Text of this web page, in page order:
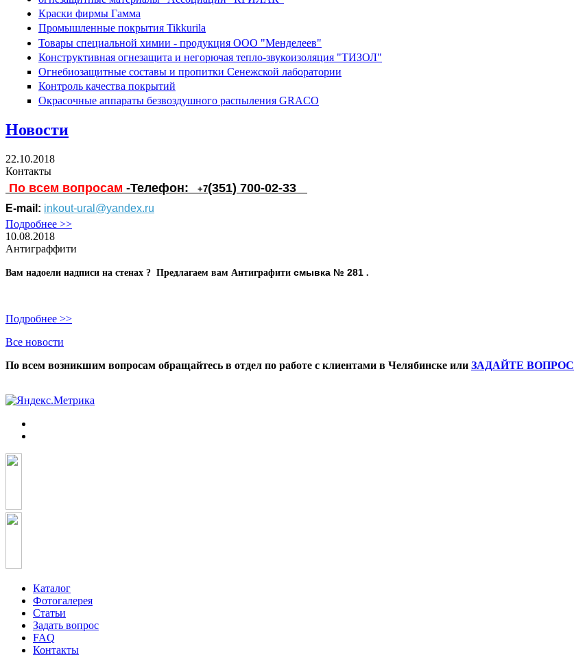
Краски фирмы Гамма
Промышленные покрытия Tikkurila
Товары специальной химии - продукция ООО "Менделеев"
Конструктивная огнезащита и негорючая тепло-звукоизоляция "ТИЗОЛ"
Огнебиозащитные составы и пропитки Сенежской лаборатории
Контроль качества покрытий
Окрасочные аппараты безвоздушного распыления GRACO
Новости
22.10.2018
Контакты
По всем вопросам -Телефон: +7(351) 700-02-33
E-mail: inkout-ural@yandex.ru
Подробнее >>
10.08.2018
Антиграффити
Вам надоели надписи на стенах ? Предлагаем вам Антиграфити смывка № 281 .
Подробнее >>
Все новости
По всем возникшим вопросам обращайтесь в отдел по работе с клиентами в Челябинске или ЗАДАЙТЕ ВОПРОС
Каталог
Фотогалерея
Статьи
Задать вопрос
FAQ
Контакты